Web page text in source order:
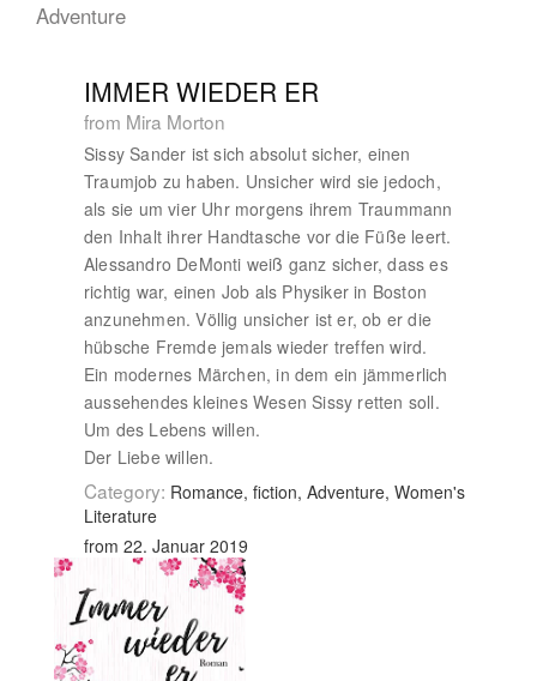
Adventure
IMMER WIEDER ER
from Mira Morton
Sissy Sander ist sich absolut sicher, einen
Traumjob zu haben. Unsicher wird sie jedoch,
als sie um vier Uhr morgens ihrem Traummann
den Inhalt ihrer Handtasche vor die Füße leert.
Alessandro DeMonti weiß ganz sicher, dass es
richtig war, einen Job als Physiker in Boston
anzunehmen. Völlig unsicher ist er, ob er die
hübsche Fremde jemals wieder treffen wird.
Ein modernes Märchen, in dem ein jämmerlich
aussehendes kleines Wesen Sissy retten soll.
Um des Lebens willen.
Der Liebe willen.
Category: Romance, fiction, Adventure, Women's
Literature
from 22. Januar 2019